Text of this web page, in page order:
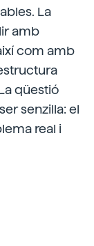
La
amb
com amb
qüestió
senzilla: el
real i